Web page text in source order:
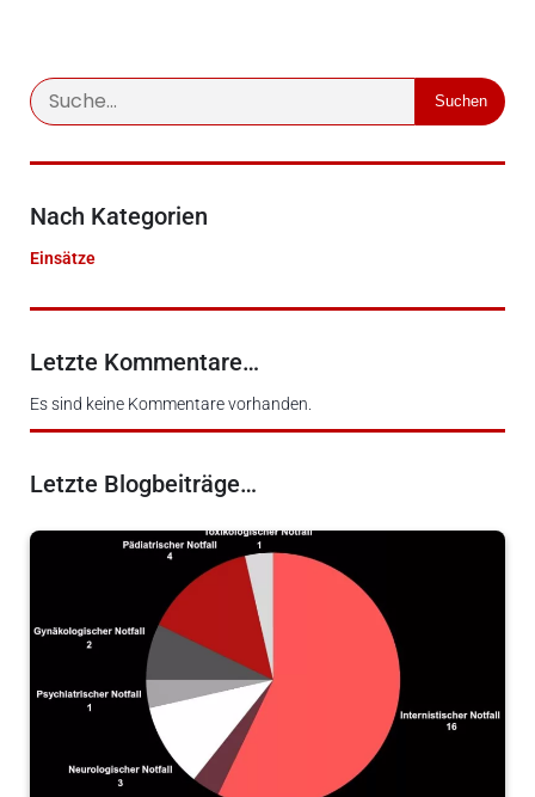
Suchen
Nach Kategorien
Einsätze
Letzte Kommentare…
Es sind keine Kommentare vorhanden.
Letzte Blogbeiträge…